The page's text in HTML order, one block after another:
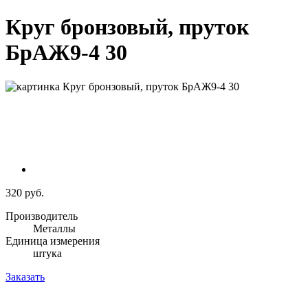
Круг бронзовый, пруток
БрАЖ9-4 30
320 руб.
Производитель
Металлы
Единица измерения
штука
Заказать